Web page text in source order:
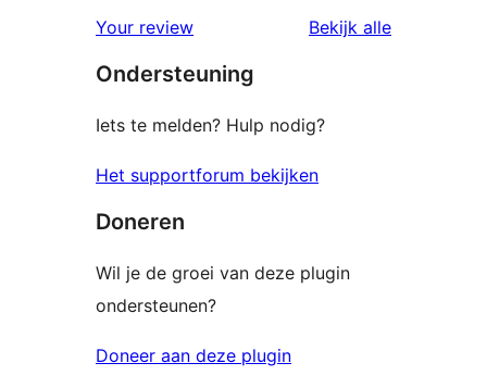
beoordelingen
ster
beoordeling
Your review Bekijk alle
Ondersteuning
Iets te melden? Hulp nodig?
Het supportforum bekijken
Doneren
Wil je de groei van deze plugin
ondersteunen?
Doneer aan deze plugin